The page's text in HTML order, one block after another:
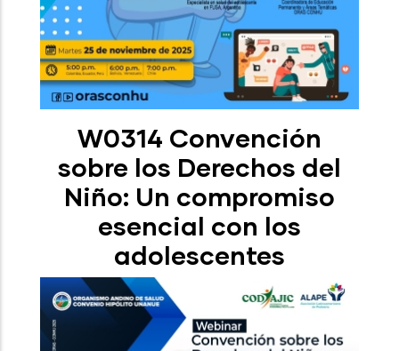
W0314 Convención
sobre los Derechos del
Niño: Un compromiso
esencial con los
adolescentes